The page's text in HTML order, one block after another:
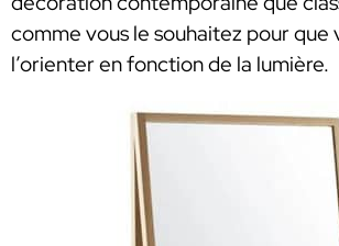
comme vous le souhaitez pour que
l’orienter en fonction de la lumière.